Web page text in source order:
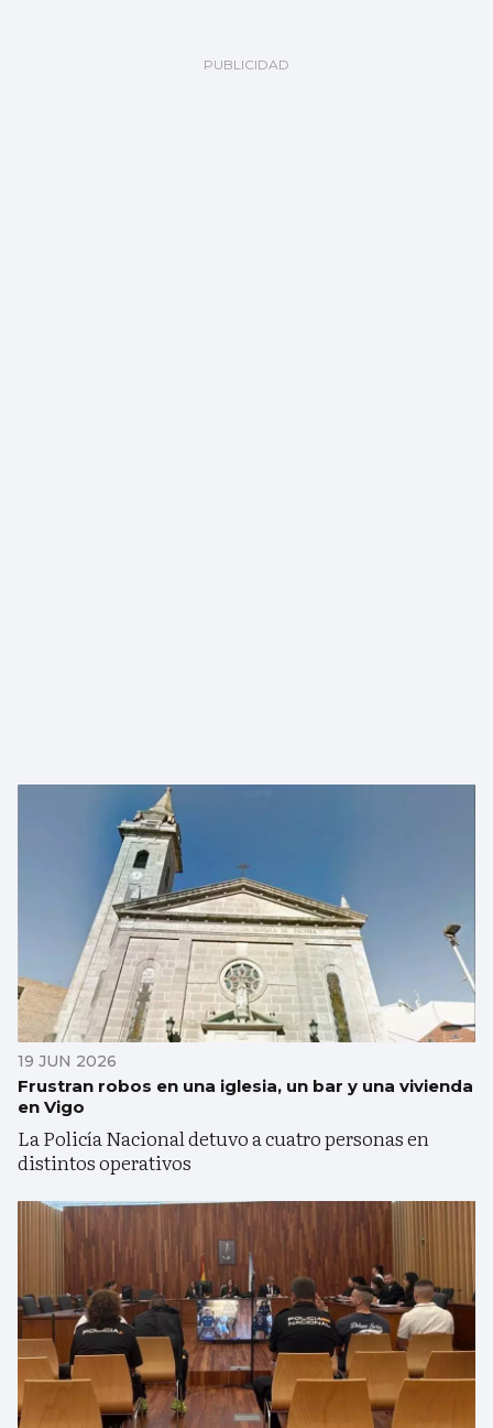
19 JUN 2026
Frustran robos en una iglesia, un bar y una vivienda
en Vigo
La Policía Nacional detuvo a cuatro personas en
distintos operativos